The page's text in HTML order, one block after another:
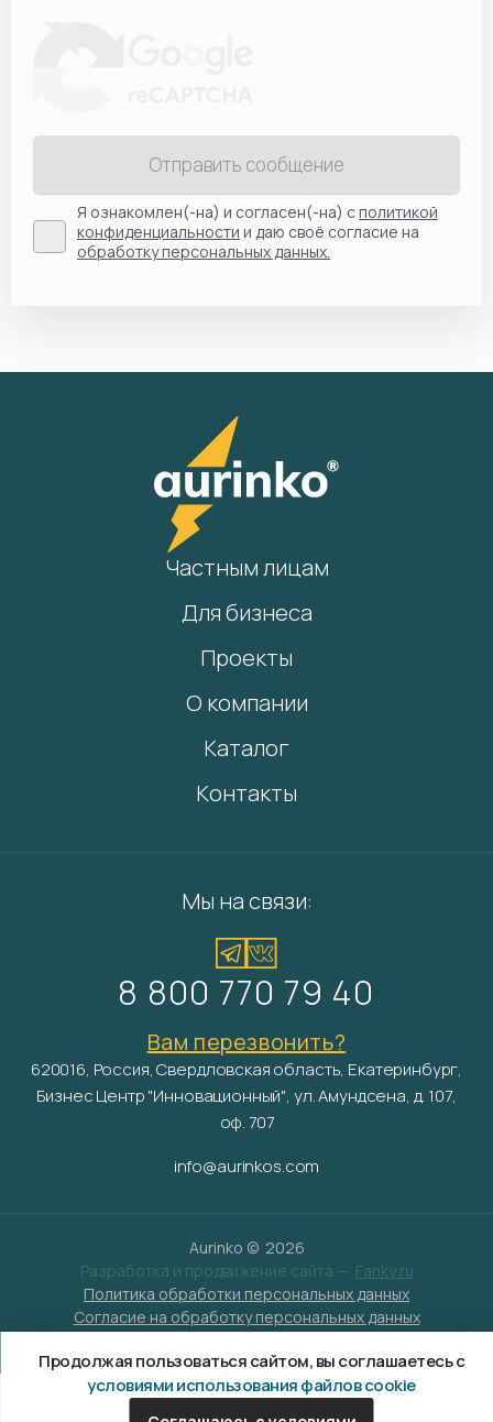
Отправить сообщение
Я ознакомлен(-на) и согласен(-на) сполитикой
конфиденциальности и даю своё согласие на
обработку персональных данных.
Частным лицам
Для бизнеса
Проекты
О компании
Каталог
Контакты
Мы на связи:
8 800 770 79 40
Вам перезвонить?
620016, Россия, Свердловская область, Екатеринбург,
Бизнес Центр "Инновационный", ул. Амундсена, д. 107,
оф. 707
info@aurinkos.com
Aurinko © 2026
Разработка и продвижение сайта — Fanky.ru
Политика обработки персональных данных
Согласие на обработку персональных данных
Продолжая пользоваться сайтом, вы соглашаетесь с
условиями использования файлов cookie